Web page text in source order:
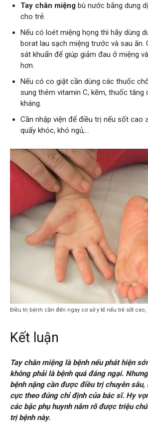
Tay chân miệng bù nước bằng dung
cho trẻ.
Nếu có loét miệng họng thì hãy dùng
borat lau sạch miệng trước và sau ăn.
sát khuẩn để giúp giảm đau ở miệng
hơn.
Nếu có co giật cần dùng các thuốc
sung thêm vitamin C, kẽm, thuốc tăng
kháng.
Cần nhập viện để điều trị nếu sốt cao
quấy khóc, khó ngủ,…
Điều trị bệnh cần đến ngay cơ sở y tế nếu trẻ sốt
Kết luận
Tay chân miệng là bệnh nếu phát hiện
không phải là bệnh quá đáng ngại.
bệnh nặng cần được điều trị chuyên
cực theo đúng chỉ định của bác sĩ. Hy
các bậc phụ huynh nắm rõ được triệu
trị bệnh này.